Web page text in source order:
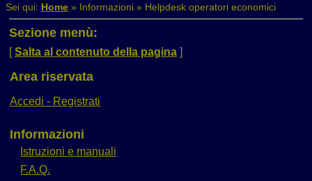
Sei qui: Home » Informazioni » Helpdesk operatori economici
Sezione menù:
[Salta al contenuto della pagina]
Area riservata
Accedi - Registrati
Informazioni
Istruzioni e manuali
F.A.Q.